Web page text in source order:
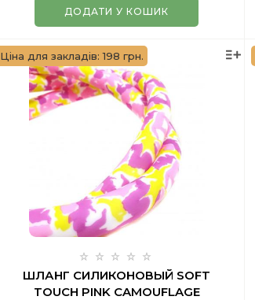
ДОДАТИ У КОШИК
Ціна для закладів: 198 грн.
ШЛАНГ СИЛИКОНОВЫЙ SOFT
TOUCH PINK CAMOUFLAGE